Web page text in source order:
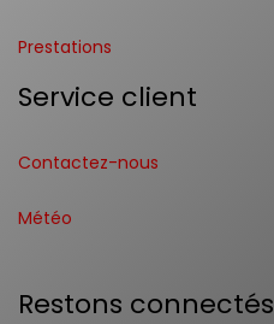
Prestations
Service client
Contactez-nous
Météo
Restons connectés